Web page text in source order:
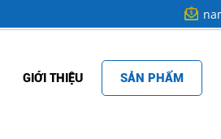
GIỚI THIỆU SẢN PHẨM